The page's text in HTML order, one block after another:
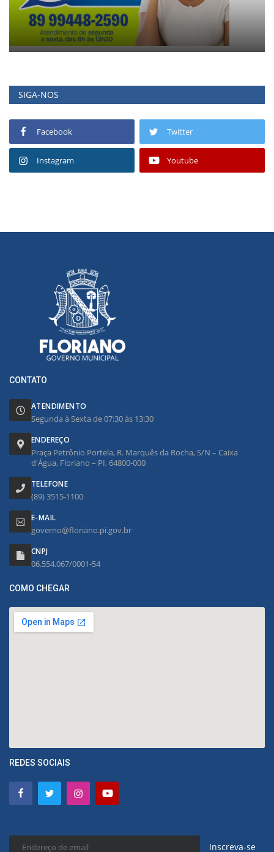
SIGA-NOS
Facebook Twitter
Instagram Youtube
CONTATO
ATENDIMENTO
Segunda à Sexta de 07:30 às 13:30
ENDEREÇO
Praça Petrônio Portela, R. Marquês da Rocha, S/N – Caixa
d'Água, Floriano – PI, 64800-000
TELEFONE
(89) 3515-1100
E-MAIL
governo@floriano.pi.gov.br
CNPJ
06.554.067/0001-54
COMO CHEGAR
REDES SOCIAIS
Inscreva-se